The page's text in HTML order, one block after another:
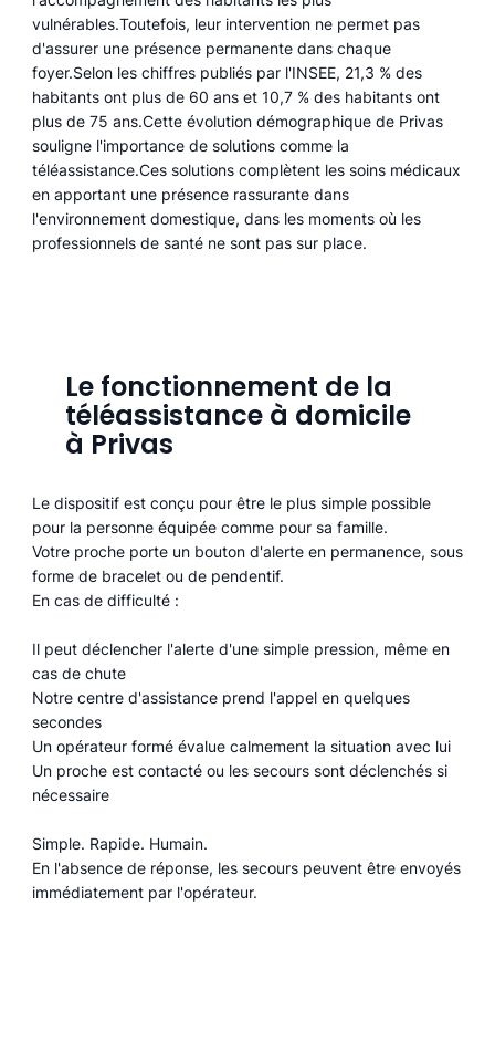
vulnérables.Toutefois, leur intervention ne permet pas
d'assurer une présence permanente dans chaque
foyer.Selon les chiffres publiés par l'INSEE, 21,3 % des
habitants ont plus de 60 ans et 10,7 % des habitants ont
plus de 75 ans.Cette évolution démographique de Privas
souligne l'importance de solutions comme la
téléassistance.Ces solutions complètent les soins médicaux
en apportant une présence rassurante dans
l'environnement domestique, dans les moments où les
professionnels de santé ne sont pas sur place.
Le fonctionnement de la
téléassistance à domicile
à Privas
Le dispositif est conçu pour être le plus simple possible
pour la personne équipée comme pour sa famille.
Votre proche porte un bouton d'alerte en permanence, sous
forme de bracelet ou de pendentif.
En cas de difficulté :
Il peut déclencher l'alerte d'une simple pression, même en
cas de chute
Notre centre d'assistance prend l'appel en quelques
secondes
Un opérateur formé évalue calmement la situation avec lui
Un proche est contacté ou les secours sont déclenchés si
nécessaire
Simple. Rapide. Humain.
En l'absence de réponse, les secours peuvent être envoyés
immédiatement par l'opérateur.